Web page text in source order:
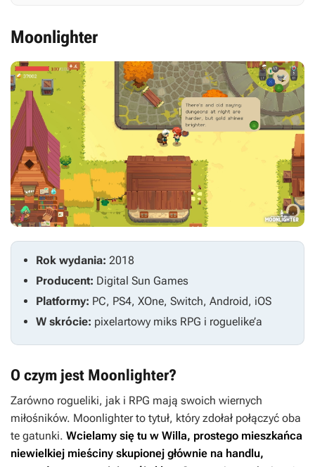
Moonlighter
Rok wydania: 2018
Producent: Digital Sun Games
Platformy: PC, PS4, XOne, Switch, Android, iOS
W skrócie: pixelartowy miks RPG i roguelike’a
O czym jest Moonlighter?
Zarówno rogueliki, jak i RPG mają swoich wiernych
miłośników. Moonlighterto tytuł, który zdołał połączyć oba
te gatunki. Wcielamy się tu w Willa, prostego mieszkańca
niewielkiej mieściny skupionej głównie na handlu,